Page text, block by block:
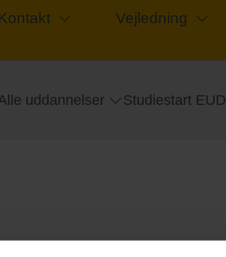
Kontakt Vejledning
uddannelser Studiestart EUD